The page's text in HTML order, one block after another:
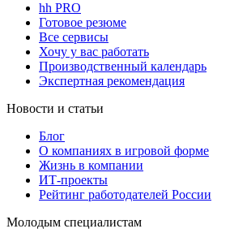
hh PRO
Готовое резюме
Все сервисы
Хочу у вас работать
Производственный календарь
Экспертная рекомендация
Новости и статьи
Блог
О компаниях в игровой форме
Жизнь в компании
ИТ-проекты
Рейтинг работодателей России
Молодым специалистам